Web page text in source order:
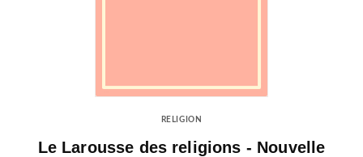
RELIGION
Le Larousse des religions - Nouvelle